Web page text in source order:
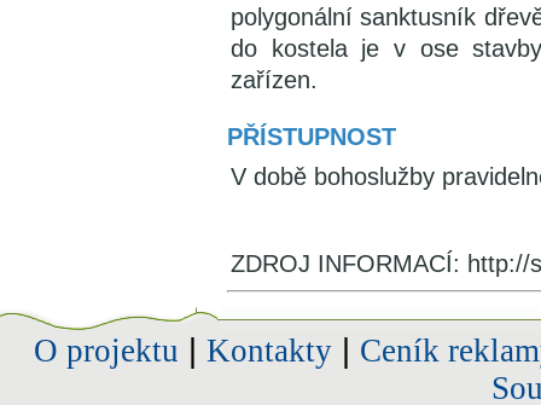
polygonální sanktusník
do kostela je v ose
zařízen.
PŘÍSTUPNOST
V době bohoslužby
ZDROJ INFORMACÍ:
O projektu Kontakty| Ceník